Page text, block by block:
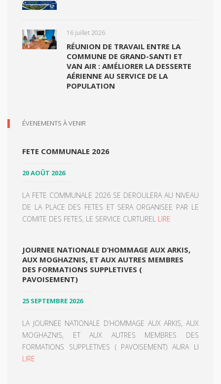
16 juillet 2026
RÉUNION DE TRAVAIL ENTRE LA
COMMUNE DE GRAND-SANTI ET
VAN AIR : AMÉLIORER LA DESSERTE
AÉRIENNE AU SERVICE DE LA
POPULATION
ÉVENEMENTS À VENIR
FETE COMMUNALE 2026
20 AOÛT 2026
LA FETE COMMUNALE 2026 SE DEROULERA AU NIVEAU
DE LA PLACE DES FETES ET SERA ORGANISEE PAR LE
COMITE DES FETES, LE SERVICE CURTUREL LIRE
JOURNEE NATIONALE D’HOMMAGE AUX ARKIS,
AUX MOGHAZNIS, ET AUX AUTRES MEMBRES
DES FORMATIONS SUPPLETIVES (
PAVOISEMENT)
25 SEPTEMBRE 2026
LA JOURNEE NATIONALE D’HOMMAGE AUX ARKIS, AUX
MOGHAZNIS, ET AUX AUTRES MEMBRES DES
FORMATIONS SUPPLETIVES ( PAVOISEMENT) AURA LI
LIRE